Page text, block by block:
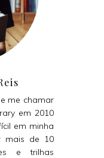
me chamar
em 2010
em minha
mais de 10
e trilhas